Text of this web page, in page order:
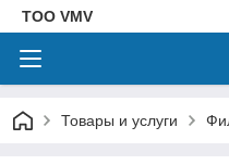
ТОО VMV
Товары и услуги